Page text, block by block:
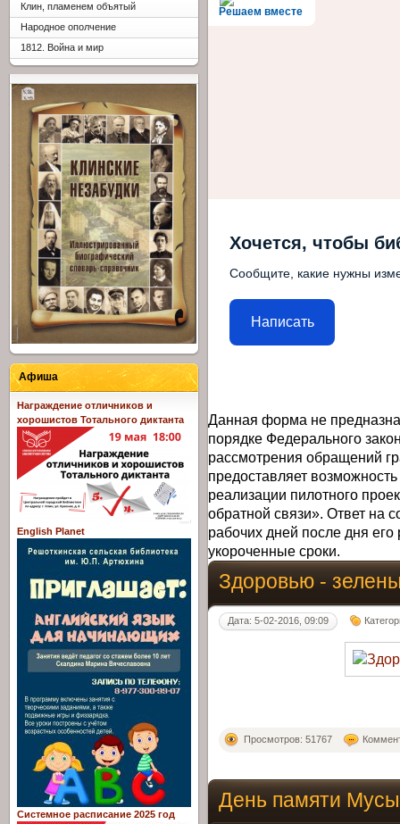
Решаем вместе
Хочется, чтобы
Сообщите, какие нужны
Написать
Данная форма не
порядке Федерального
рассмотрения обращений
предоставляет
реализации пилотного
обратной связи». Ответ на
рабочих дней после дня
укороченные сроки.
Здоровью -
Дата: 5-02-2016, 09:09
Просмотров: 51767
День памяти
Клин, пламенем объятый
Народное ополчение
1812. Война и мир
Афиша
Награждение отличников и
хорошистов Тотального диктанта
English Planet
Системное расписание 2025 год